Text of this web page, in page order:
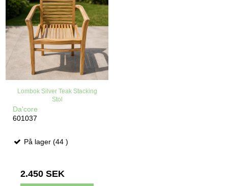
Lombok Silver Teak Stacking
Stol
Da'core
601037
På lager (44 )
2.450 SEK